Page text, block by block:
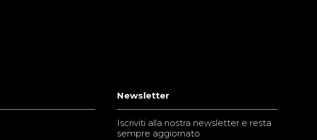
Newsletter
Iscriviti alla nostra newsletter e resta
sempre aggiornato